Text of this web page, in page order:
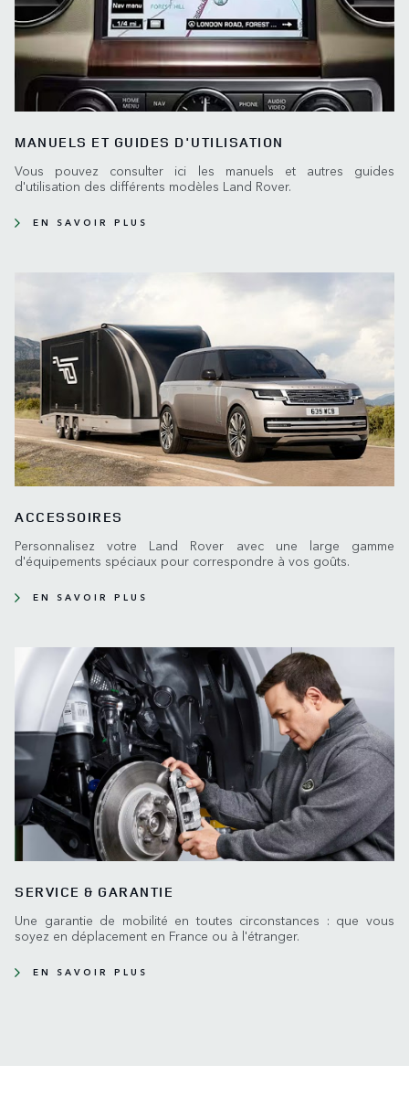
MANUELS ET GUIDES D'UTILISATION
Vous pouvez consulter ici les manuels et autres guides
d'utilisation des différents modèles Land Rover.
EN SAVOIR PLUS
ACCESSOIRES
Personnalisez votre Land Rover avec une large gamme
d'équipements spéciaux pour correspondre à vos goûts.
EN SAVOIR PLUS
SERVICE & GARANTIE
Une garantie de mobilité en toutes circonstances : que vous
soyez en déplacement en France ou à l'étranger.
EN SAVOIR PLUS